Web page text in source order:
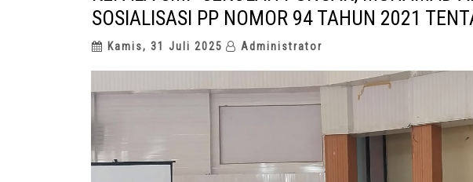
SOSIALISASI PP NOMOR 94 TAHUN 2021
Kamis, 31 Juli 2025 Administrator